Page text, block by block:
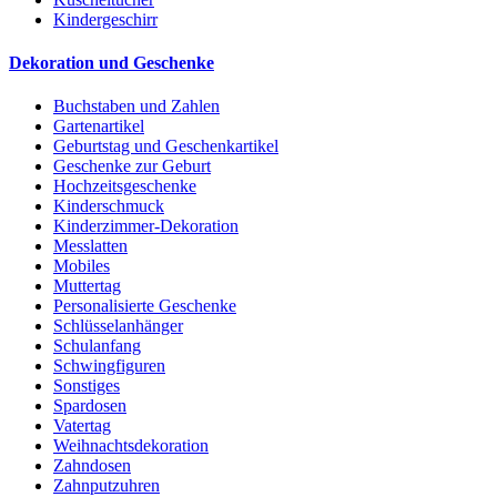
Kindergeschirr
Dekoration und Geschenke
Buchstaben und Zahlen
Gartenartikel
Geburtstag und Geschenkartikel
Geschenke zur Geburt
Hochzeitsgeschenke
Kinderschmuck
Kinderzimmer-Dekoration
Messlatten
Mobiles
Muttertag
Personalisierte Geschenke
Schlüsselanhänger
Schulanfang
Schwingfiguren
Sonstiges
Spardosen
Vatertag
Weihnachtsdekoration
Zahndosen
Zahnputzuhren